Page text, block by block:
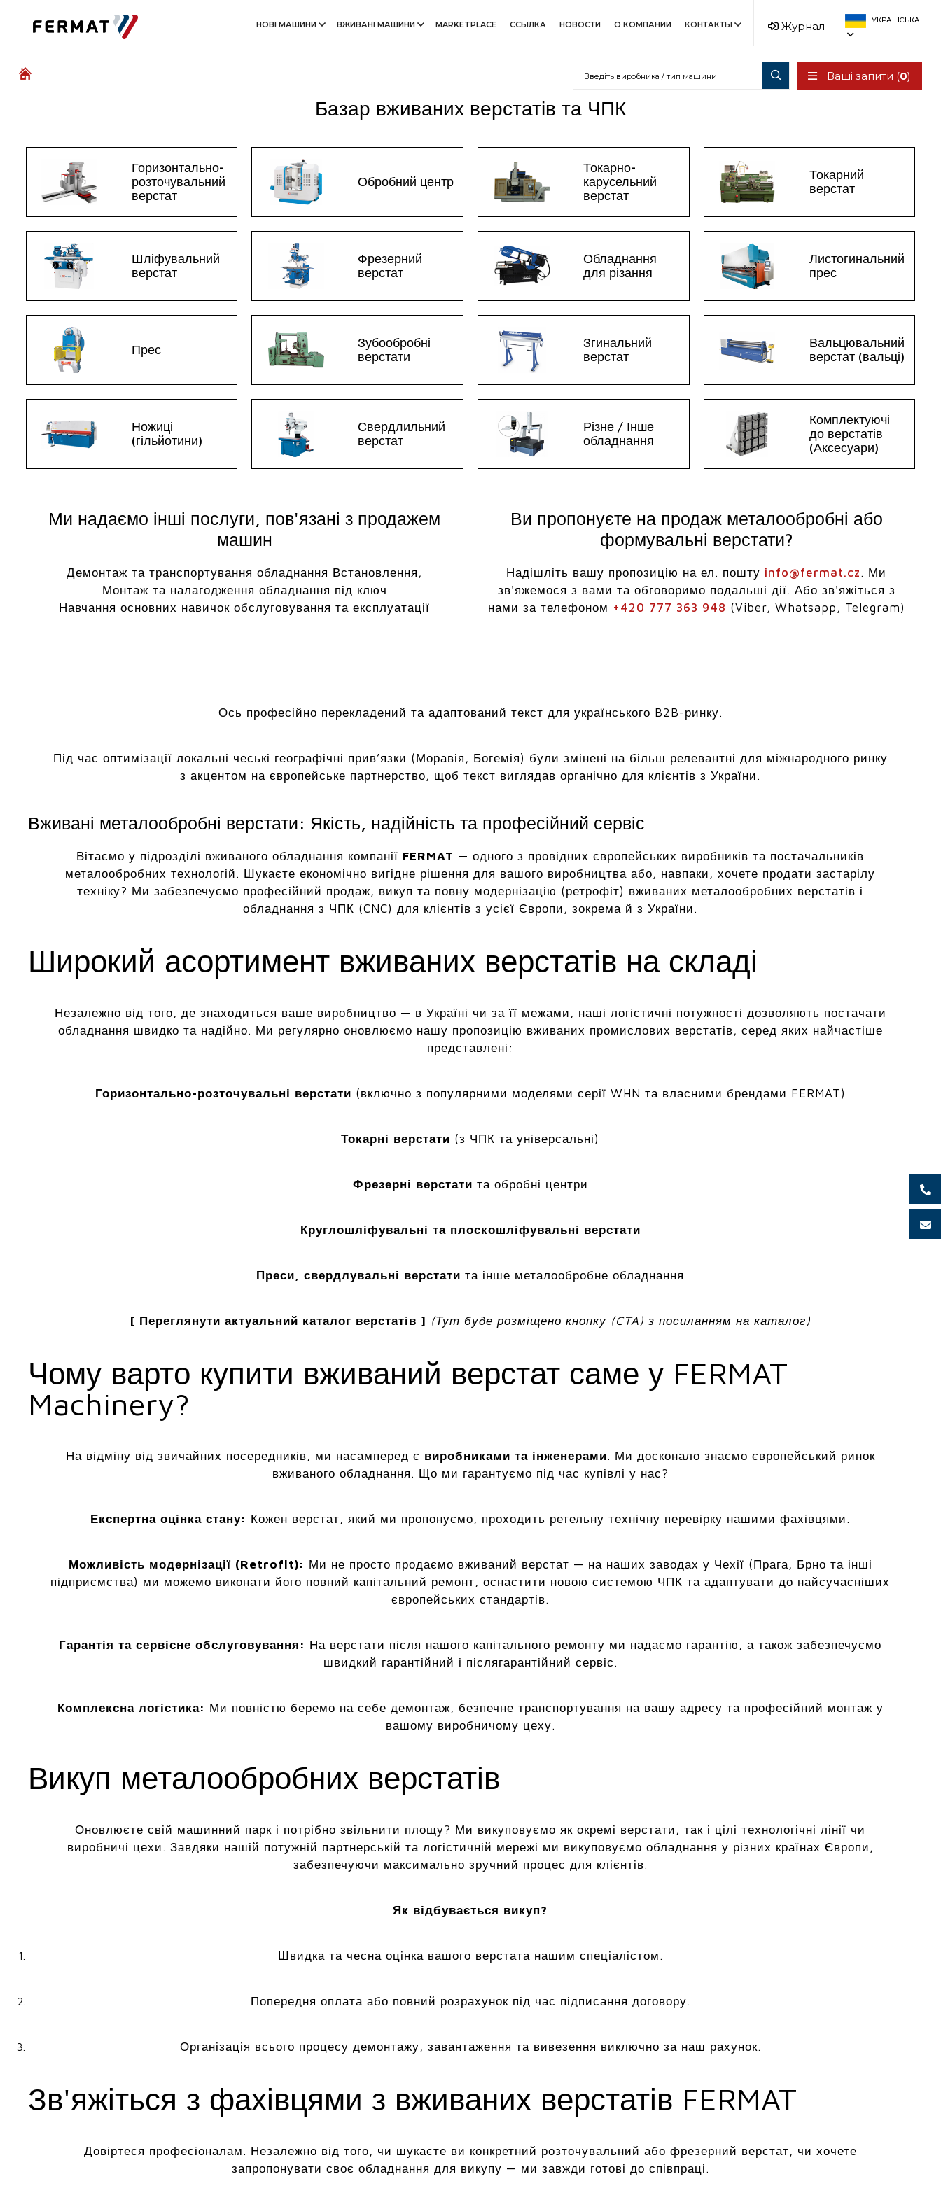
НОВІ МАШИНИ ВЖИВАНІ МАШИНИ MARKETPLACE ССЫЛКА НОВОСТИ О КОМПАНИИ КОНТАКТЫ Журнал УКРАЇНСЬКА
Ваші запити (0)
Базар вживаних верстатів та ЧПК
Горизонтально-
розточувальний
верстат
Обробний центр
Токарно-
карусельний
верстат
Токарний
верстат
Шліфувальний
верстат
Фрезерний
верстат
Обладнання
для різання
Листогинальний
прес
Прес
Зубообробні
верстати
Згинальний
верстат
Вальцювальний
верстат (вальці)
Ножиці
(гільйотини)
Свердлильний
верстат
Різне / Інше
обладнання
Комплектуючі
до верстатів
(Аксесуари)
Ми надаємо інші послуги, пов'язані з продажем
машин
Демонтаж та транспортування обладнання Встановлення,
Монтаж та налагодження обладнання під ключ
Навчання основних навичок обслуговування та експлуатації
Ви пропонуєте на продаж металообробні або
формувальні верстати?
Надішліть вашу пропозицію на ел. пошту info@fermat.cz. Ми
зв'яжемося з вами та обговоримо подальші дії. Або зв'яжіться з
нами за телефоном +420 777 363 948 (Viber, Whatsapp, Telegram)
Ось професійно перекладений та адаптований текст для українського B2B-ринку.
Під час оптимізації локальні чеські географічні прив’язки (Моравія, Богемія) були змінені на більш релевантні для міжнародного ринку
з акцентом на європейське партнерство, щоб текст виглядав органічно для клієнтів з України.
Вживані металообробні верстати: Якість, надійність та професійний сервіс
Вітаємо у підрозділі вживаного обладнання компанії FERMAT — одного з провідних європейських виробників та постачальників
металообробних технологій. Шукаєте економічно вигідне рішення для вашого виробництва або, навпаки, хочете продати застарілу
техніку? Ми забезпечуємо професійний продаж, викуп та повну модернізацію (ретрофіт) вживаних металообробних верстатів і
обладнання з ЧПК (CNC) для клієнтів з усієї Європи, зокрема й з України.
Широкий асортимент вживаних верстатів на складі
Незалежно від того, де знаходиться ваше виробництво — в Україні чи за її межами, наші логістичні потужності дозволяють постачати
обладнання швидко та надійно. Ми регулярно оновлюємо нашу пропозицію вживаних промислових верстатів, серед яких найчастіше
представлені:
Горизонтально-розточувальні верстати (включно з популярними моделями серії WHN та власними брендами FERMAT)
Токарні верстати (з ЧПК та універсальні)
Фрезерні верстати та обробні центри
Круглошліфувальні та плоскошліфувальні верстати
Преси, свердлувальні верстати та інше металообробне обладнання
[ Переглянути актуальний каталог верстатів ] (Тут буде розміщено кнопку (CTA) з посиланням на каталог)
Чому варто купити вживаний верстат саме у FERMAT
Machinery?
На відміну від звичайних посередників, ми насамперед є виробниками та інженерами. Ми досконало знаємо європейський ринок
вживаного обладнання. Що ми гарантуємо під час купівлі у нас?
Експертна оцінка стану: Кожен верстат, який ми пропонуємо, проходить ретельну технічну перевірку нашими фахівцями.
Можливість модернізації (Retrofit): Ми не просто продаємо вживаний верстат — на наших заводах у Чехії (Прага, Брно та інші
підприємства) ми можемо виконати його повний капітальний ремонт, оснастити новою системою ЧПК та адаптувати до найсучасніших
європейських стандартів.
Гарантія та сервісне обслуговування: На верстати після нашого капітального ремонту ми надаємо гарантію, а також забезпечуємо
швидкий гарантійний і післягарантійний сервіс.
Комплексна логістика: Ми повністю беремо на себе демонтаж, безпечне транспортування на вашу адресу та професійний монтаж у
вашому виробничому цеху.
Викуп металообробних верстатів
Оновлюєте свій машинний парк і потрібно звільнити площу? Ми викуповуємо як окремі верстати, так і цілі технологічні лінії чи
виробничі цехи. Завдяки нашій потужній партнерській та логістичній мережі ми викуповуємо обладнання у різних країнах Європи,
забезпечуючи максимально зручний процес для клієнтів.
Як відбувається викуп?
Швидка та чесна оцінка вашого верстата нашим спеціалістом.
Попередня оплата або повний розрахунок під час підписання договору.
Організація всього процесу демонтажу, завантаження та вивезення виключно за наш рахунок.
Зв'яжіться з фахівцями з вживаних верстатів FERMAT
Довіртеся професіоналам. Незалежно від того, чи шукаєте ви конкретний розточувальний або фрезерний верстат, чи хочете
запропонувати своє обладнання для викупу — ми завжди готові до співпраці.